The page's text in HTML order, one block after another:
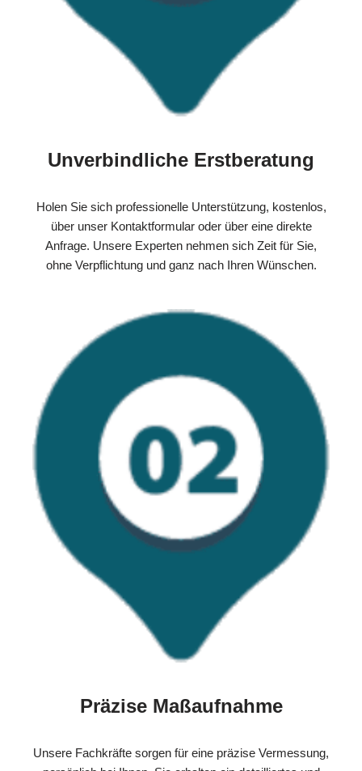
Unverbindliche Erstberatung
Holen Sie sich professionelle Unterstützung, kostenlos,
über unser Kontaktformular oder über eine direkte
Anfrage. Unsere Experten nehmen sich Zeit für Sie,
ohne Verpflichtung und ganz nach Ihren Wünschen.
Präzise Maßaufnahme
Unsere Fachkräfte sorgen für eine präzise Vermessung,